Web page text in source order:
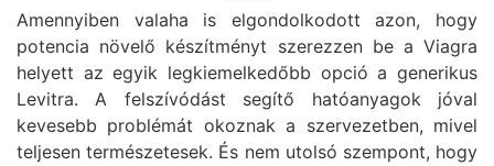
Amennyiben valaha is elgondolkodott azon, hogy
potencia növelő készítményt szerezzen be a Viagra
helyett az egyik legkiemelkedőbb opció a generikus
Levitra. A felszívódást segítő hatóanyagok jóval
kevesebb problémát okoznak a szervezetben, mivel
teljesen természetesek. És nem utolsó szempont, hogy